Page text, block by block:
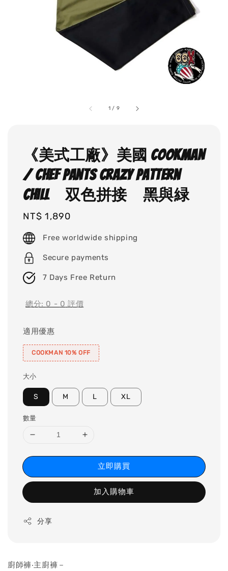
1 / 9
《美式工廠》美國 COOKMAN
/ Chef Pants Crazy Pattern
Chill 双色拼接 黑與緑
Regular
price
NT$ 1,890
Free worldwide shipping
Secure payments
7 Days Free Return
總分: 0 - 0 評價
適用優惠
COOKMAN 10% OFF
大小
S M L XL
數量
立即購買
加入購物車
分享
廚師褲‧主廚褲－